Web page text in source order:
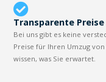
Transparente Preise
Bei uns gibt es keine
Preise für Ihren Umzug
wissen, was Sie erwartet.